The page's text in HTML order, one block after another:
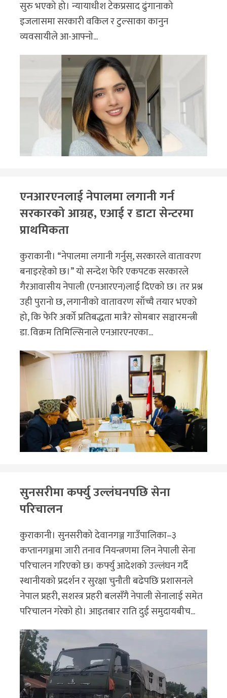
सुरु भएको हो। न्यायाधीश टेकप्रसाद ढुंगानाको
इजलासमा सरकारी वकिल र टुल्साका कानुन
व्यवसायीले आ-आफ्नो...
एनआरएनलाई नेपालमा लगानी गर्न
सरकारको आग्रह, एआई र डाटा सेन्टरमा
प्राथमिकता
कुराकानी। “नेपालमा लगानी गर्नुस्, सरकारले वातावरण
बनाइरहेको छ।” यो सन्देश फेरि एकपटक सरकारले
गैरआवासीय नेपाली (एनआरएन)लाई दिएको छ। तर प्रश्न
उही पुरानो छ, लगानीको वातावरण साँच्चै तयार भएको
हो, कि फेरि अर्को प्रतिबद्धता मात्रै? सोमबार सञ्चारमन्त्री
डा. विक्रम तिमिल्सिनाले एनआरएनएका...
सुनसरीमा कर्फ्यु उल्लंघनपछि सेना
परिचालन
कुराकानी। सुनसरीको देवानगञ्ज गाउँपालिका–३
कप्तानगञ्जमा जारी तनाव नियन्त्रणमा लिन नेपाली सेना
परिचालन गरिएको छ। कर्फ्यु आदेशको उल्लंघन गर्दै
स्थानीयको प्रदर्शन र सुरक्षा चुनौती बढेपछि प्रशासनले
नेपाल प्रहरी, सशस्त्र प्रहरी बलसँगै नेपाली सेनालाई समेत
परिचालन गरेको हो। आइतबार राति दुई समुदायबीच...